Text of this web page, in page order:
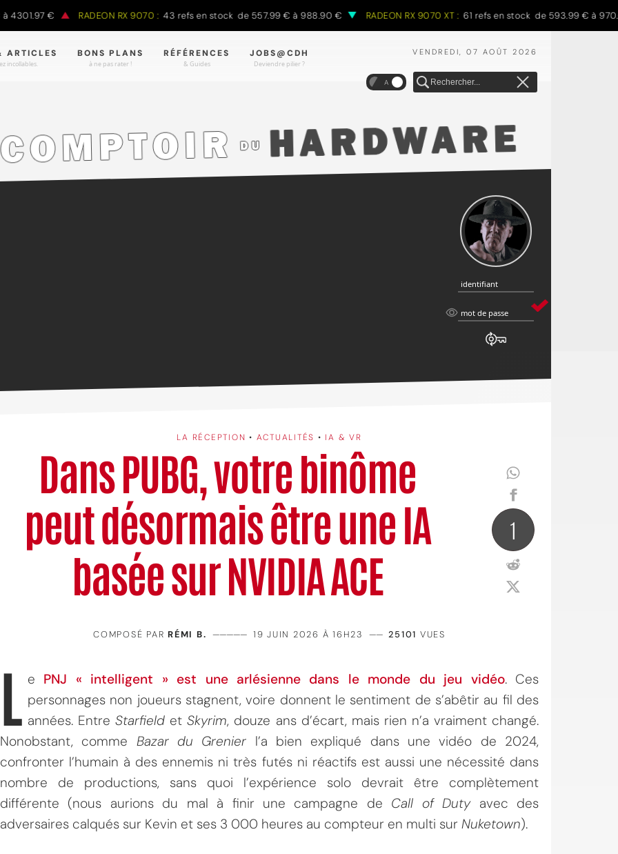
€ RADEON RX 9070 : 43 refs en stock de 557.99 € à 988.90 € RADEON RX 9070 XT : 61 refs en stock de 593.99 € à 970.68 €
VENDREDI, 07 AOÛT 2026
ARTICLES
incollables.
BONS PLANS
à ne pas rater !
RÉFÉRENCES
& Guides
JOBS@CDH
Deviendre pilier ?
A
identifiant
identifiant
mot
mot de passe
LA RÉCEPTION • ACTUALITÉS • IA & VR
Dans PUBG, votre binôme
peut désormais être une IA
basée sur NVIDIA ACE
1
COMPOSÉ PARRÉMI B. ————— 19 JUIN 2026 À 16H23 —— 25101 VUES
L e PNJ « intelligent » est une arlésienne dans le monde du jeu vidéo. Ces
personnages non joueurs stagnent, voire donnent le sentiment de s’abêtir au fil des
années. EntreStarfield etSkyrim, douze ans d’écart, mais rien n’a vraiment changé.
Nonobstant, comme Bazar du Grenier l’a bien expliqué dans une vidéo de 2024,
confronter l’humain à des ennemis ni très futés ni réactifs est aussi une nécessité dans
nombre de productions, sans quoi l’expérience solo devrait être complètement
différente (nous aurions du mal à finir une campagne de Call of Dutyavec des
adversaires calqués sur Kevin et ses 3 000 heures au compteur en multi sur Nuketown).